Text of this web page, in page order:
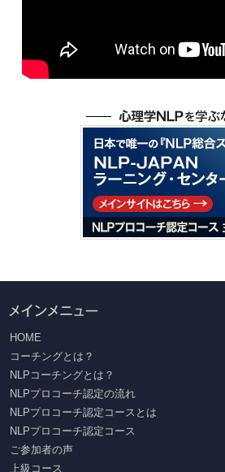
HOME
コーチングとは？
NLPコーチングとは？
NLPプロコーチ認定の流れ
NLPプロコーチ認定コースとは
NLPプロコーチ認定コース
ご参加者の声
上級コース